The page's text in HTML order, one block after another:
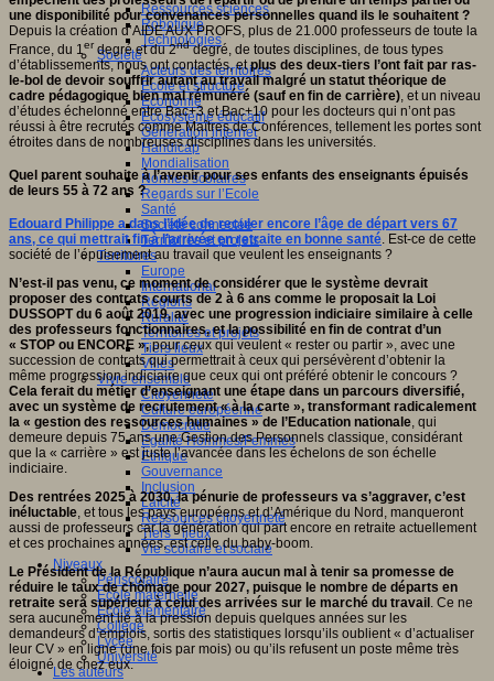
Ressources sciences
Robotique
Technologies
Société
Acteurs des territoires
Ecole et structure
Economie
Ecosystème éducatif
Génération internet
Handicap
Mondialisation
Normes scolaires
Regards sur l’Ecole
Santé
Société connectée
Territoires et projets
Territoires
Europe
International
Régions
Ruralité
Territoires et projets
Tiers lieux
Villes
Vivre ensemble
Citoyenneté
Culture européenne
Démocratie
Egalité Hommes/Femmes
Ethique
Gouvernance
Inclusion
Laïcité
Ressources citoyenneté
Tiers - lieux
Vie scolaire et sociale
Niveaux
Périscolaire
Ecole maternelle
Ecole élémentaire
Collège
Lycée
Université
Les auteurs
une disponibilité pour convenances personnelles quand ils le souhaitent ?
Depuis la création d’AIDE AUX PROFS, plus de 21.000 professeurs de toute la
France, du 1 erdegré et du 2nddegré, de toutes disciplines, de tous types
d’établissements, nous ont contactés, etplus des deux-tiers l’ont fait par ras-
le-bol de devoir souffrir autant au travail malgré un statut théorique de
cadre pédagogique bien mal rémunéré (sauf en fin de carrière) , et un niveau
d’études échelonné entre Bac+3 et Bac+10 pour les docteurs qui n’ont pas
réussi à être recrutés comme Maîtres de Conférences, tellement les portes sont
étroites dans de nombreuses disciplines dans les universités.
Quel parent souhaite à l’avenir pour ses enfants des enseignants épuisés
de leurs 55 à 72 ans ?
Edouard Philippe a dans l’idée de reculer encore l’âge de départ vers 67
ans, ce qui mettrait fin à l’arrivée en retraite en bonne santé . Est-ce de cette
société de l’épuisement au travail que veulent les enseignants ?
N’est-il pas venu, ce moment de considérer que le système devrait
proposer des contrats courts de 2 à 6 ans comme le proposait la Loi
DUSSOPT du 6 août 2019, avec une progression indiciaire similaire à celle
des professeurs fonctionnaires, et la possibilité en fin de contrat d’un
« STOP ou ENCORE »,pour ceux qui veulent « rester ou partir », avec une
succession de contrats qui permettrait à ceux qui persévèrent d’obtenir la
même progression indiciaire que ceux qui ont préféré obtenir le concours ?
Cela ferait du métier d’enseignant une étape dans un parcours diversifié,
avec un système de recrutement « à la carte », transformant radicalement
la « gestion des ressources humaines » de l’Education nationale , qui
demeure depuis 75 ans une Gestion des Personnels classique, considérant
que la « carrière » est juste l’avancée dans les échelons de son échelle
indiciaire.
Des rentrées 2025 à 2030, la pénurie de professeurs va s’aggraver, c’est
inéluctable , et tous les pays européens et d’Amérique du Nord, manqueront
aussi de professeurs car la génération qui part encore en retraite actuellement
et ces prochaines années, est celle du baby-boom.
Le Président de la République n’aura aucun mal à tenir sa promesse de
réduire le taux de chômage pour 2027, puisque le nombre de départs en
retraite sera supérieur à celui des arrivées sur le marché du travail . Ce ne
sera aucunement lié à la pression depuis quelques années sur les
demandeurs d’emplois, sortis des statistiques lorsqu’ils oublient « d’actualiser
leur CV » en ligne (une fois par mois) ou qu’ils refusent un poste même très
éloigné de chez eux.